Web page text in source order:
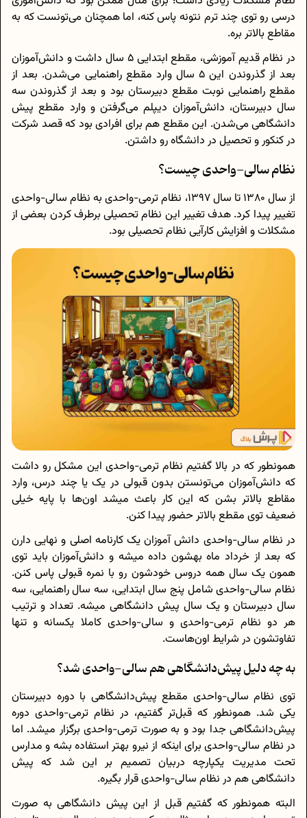
درسی رو توی چند ترم نتونه پاس کنه، اما همچنان می‌تونست که به
مقاطع بالاتر بره.
در نظام قدیم آموزشی، مقطع ابتدایی 5 سال داشت و دانش‌آموزان
بعد از گذروندن این 5 سال وارد مقطع راهنمایی می‌شدن. بعد از
مقطع راهنمایی نوبت مقطع دبیرستان بود و بعد از گذروندن سه
سال دبیرستان، دانش‌آموزان دیپلم می‌گرفتن و وارد مقطع پیش
دانشگاهی می‌شدن. این مقطع هم برای افرادی بود که قصد شرکت
در کنکور و تحصیل در دانشگاه رو داشتن.
نظام سالی-واحدی چیست؟
از سال 1380 تا سال 1397، نظام ترمی-واحدی به نظام سالی-واحدی
تغییر پیدا کرد. هدف تغییر این نظام تحصیلی برطرف کردن بعضی از
مشکلات و افزایش کارآیی نظام تحصیلی بود.
همونطور که در بالا گفتیم نظام ترمی-واحدی این مشکل رو داشت
که دانش‌آموزان می‌تونستن بدون قبولی در یک یا چند درس، وارد
مقاطع بالاتر بشن که این کار باعث میشد اون‌ها با پایه خیلی
ضعیف توی مقطع بالاتر حضور پیدا کنن.
در نظام سالی-واحدی دانش آموزان یک کارنامه‌ اصلی و نهایی دارن
که بعد از خرداد ماه بهشون داده میشه و دانش‌آموزان باید توی
همون یک سال همه‌ دروس خودشون رو با نمره‌ قبولی پاس کنن.
نظام سالی-واحدی شامل پنج سال ابتدایی، سه سال راهنمایی، سه
سال دبیرستان و یک سال پیش دانشگاهی میشه. تعداد و ترتیب
هر دو نظام ترمی-واحدی و سالی-واحدی کاملا یکسانه و تنها
تفاوتشون در شرایط اون‌هاست.
به چه دلیل پیش‌دانشگاهی هم سالی-واحدی شد؟
توی نظام سالی-واحدی مقطع پیش‌دانشگاهی با دوره دبیرستان
یکی شد. همونطور که قبل‌تر گفتیم، در نظام ترمی-واحدی دوره
پیش‌دانشگاهی جدا بود و به صورت ترمی-واحدی برگزار میشد. اما
در نظام سالی-واحدی برای اینکه از نیرو بهتر استفاده بشه و مدارس
تحت مدیریت یکپارچه دربیان تصمیم بر این شد که پیش
دانشگاهی هم در نظام سالی-واحدی قرار بگیره.
البته همونطور که گفتیم قبل از این پیش دانشگاهی به صورت